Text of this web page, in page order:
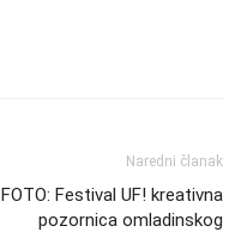
Naredni članak
FOTO: Festival UF! kreativna
pozornica omladinskog